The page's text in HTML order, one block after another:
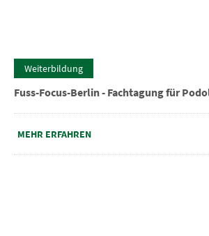
Weiterbildung
Fuss-Focus-Berlin - Fachtagung für
MEHR ERFAHREN